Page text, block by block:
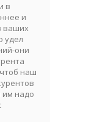
в
и
ваших
удел
они
наш
им надо